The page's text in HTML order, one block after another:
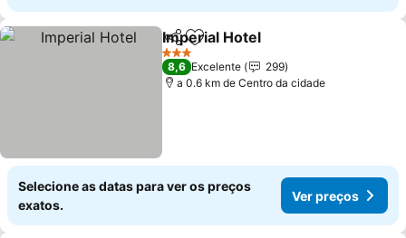
PartilharAdicionar aos favoritos
Imperial Hotel
3 Estrelas
8,6 Excelente
299
a 0.6 km de Centro da cidade
Selecione as datas para ver os preços
exatos.
Ver preços